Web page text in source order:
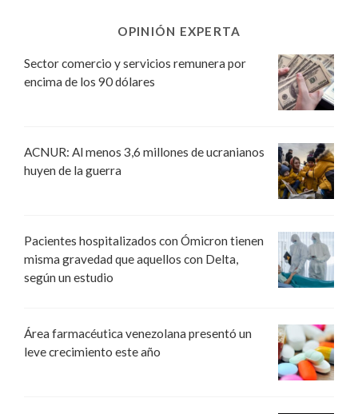
OPINIÓN EXPERTA
Sector comercio y servicios remunera por
encima de los 90 dólares
ACNUR: Al menos 3,6 millones de ucranianos
huyen de la guerra
Pacientes hospitalizados con Ómicron tienen
misma gravedad que aquellos con Delta,
según un estudio
Área farmacéutica venezolana presentó un
leve crecimiento este año